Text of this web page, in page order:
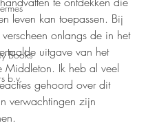
Books
b.v.
leven kan toepassen. Bij
onlangs de in het
uitgave van het
Middleton. Ik heb al veel
gehoord over dit
verwachtingen zijn